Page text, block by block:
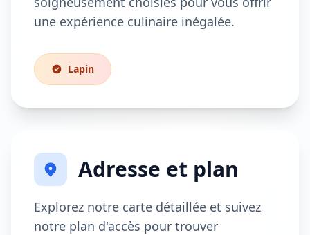
une expérience culinaire inégalée.
Lapin
Adresse et plan
Explorez notre carte détaillée et suivez
notre plan d'accès pour trouver